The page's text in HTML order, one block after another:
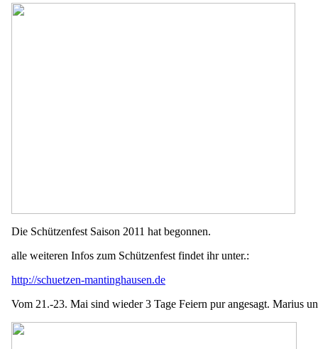
Die Schützenfest Saison 2011 hat begonnen.
alle weiteren Infos zum Schützenfest findet ihr unter.:
http://schuetzen-mantinghausen.de
Vom 21.-23. Mai sind wieder 3 Tage Feiern pur angesagt. Marius